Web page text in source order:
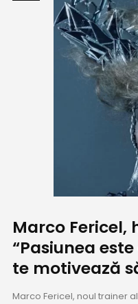
Marco Fericel,
“Pasiunea
te motivează
Marco Fericel, noul trainer